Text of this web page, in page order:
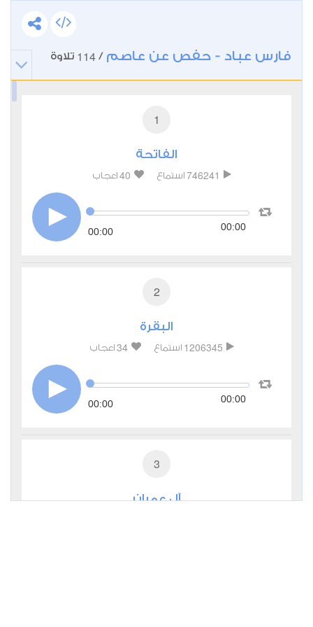
فارس عباد - حفص عن عاصم /
114 تلاوة
1
الفاتحة
746241 استماع 40 اعجاب
00:00 00:00
2
البقرة
1206345 استماع 34 اعجاب
00:00 00:00
3
آل عمران